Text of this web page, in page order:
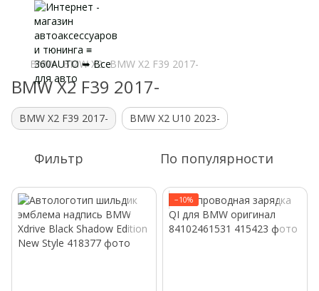
BMW BMW X2 BMW X2 F39 2017-
BMW X2 F39 2017-
BMW X2 F39 2017- BMW X2 U10 2023-
Фильтр По популярности
−10%